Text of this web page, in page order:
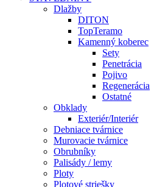
Dlažby
DITON
TopTeramo
Kamenný koberec
Sety
Penetrácia
Pojivo
Regenerácia
Ostatné
Obklady
Exteriér/Interiér
Debniace tvárnice
Murovacie tvárnice
Obrubníky
Palisády / lemy
Ploty
Plotové striešky